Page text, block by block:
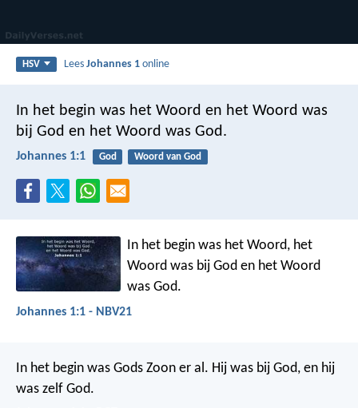
HSV LeesJohannes 1 online
In het begin was het Woord en het Woord was
bij God en het Woord was God.
Johannes 1:1 God Woord van God
In het begin was het Woord, het
Woord was bij God en het Woord
was God.
Johannes 1:1 - NBV21
In het begin was Gods Zoon er al. Hij was bij God, en hij
was zelf God.